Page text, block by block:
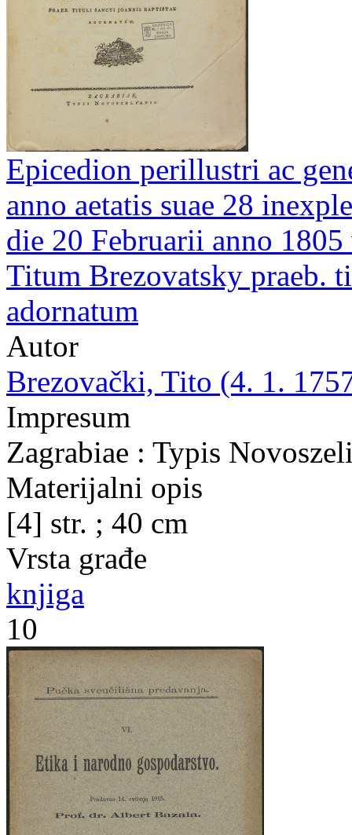
Epicedion perillustri ac
anno aetatis suae 28
die 20 Februarii anno
Titum Brezovatsky praeb.
adornatum
Autor
Brezovački, Tito (4. 1.
Impresum
Zagrabiae : Typis
Materijalni opis
[4] str. ; 40 cm
Vrsta građe
knjiga
10